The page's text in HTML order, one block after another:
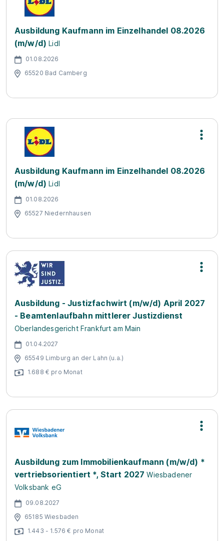
Ausbildung Kaufmann im Einzelhandel 08.2026
(m/w/d) Lidl
01.08.2026
65520 Bad Camberg
Ausbildung Kaufmann im Einzelhandel 08.2026
(m/w/d) Lidl
01.08.2026
65527 Niedernhausen
Ausbildung - Justizfachwirt (m/w/d) April 2027
- Beamtenlaufbahn mittlerer Justizdienst
Oberlandesgericht Frankfurt am Main
01.04.2027
65549 Limburg an der Lahn (u.a.)
1.688 € pro Monat
Ausbildung zum Immobilienkaufmann (m/w/d) *
vertriebsorientiert *, Start 2027 Wiesbadener
Volksbank eG
09.08.2027
65185 Wiesbaden
1.443 - 1.576 € pro Monat